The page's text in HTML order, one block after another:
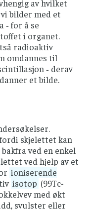
av hvilket
bilder med et
‐ for å se
i organet.
radioaktiv
omdannes til
‐ derav
et bilde.
skjelettet kan
ved en enkel
ved hjelp av et
ioniserende
isotop (99Tc-
med økt
svulster eller